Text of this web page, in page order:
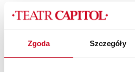
Zgoda Szczegóły
Spektakle dla dorosłych
Capitol by Night
DINNER SHOW
Dla dzieci i młodzieży
TANI PONIEDZIAŁEK
Spektakle z dancingiem